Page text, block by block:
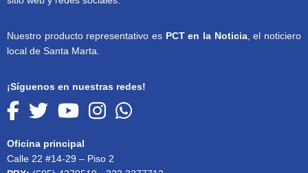
Nuestro producto representativo es PCT en la Noticia, el noticiero
local de Santa Marta.
¡Síguenos en nuestras redes!
Oficina principal
Calle 22 #14-29 – Piso 2